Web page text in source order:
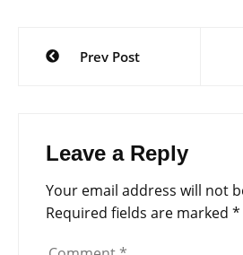
navigation
Prev Post
Leave a Reply
Your email address will not
Required fields are marked *